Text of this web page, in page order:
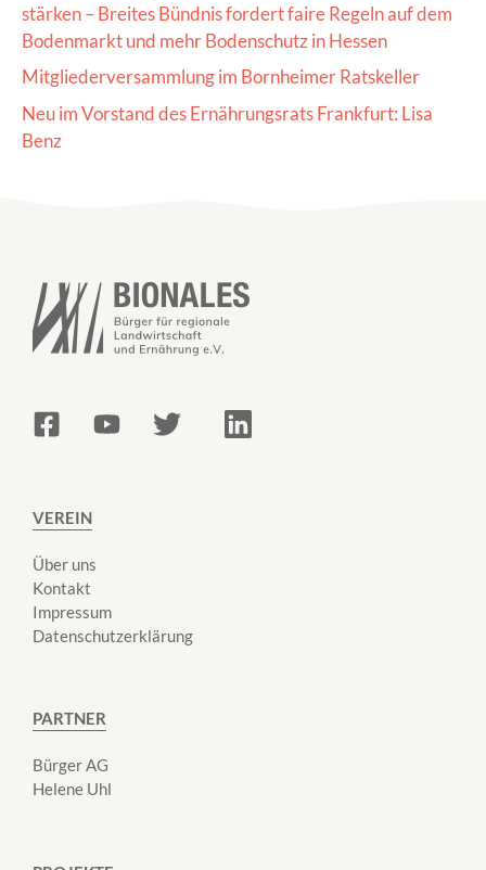
stärken – Breites Bündnis fordert faire Regeln auf dem
Bodenmarkt und mehr Bodenschutz in Hessen
Mitgliederversammlung im Bornheimer Ratskeller
Neu im Vorstand des Ernährungsrats Frankfurt: Lisa
Benz
VEREIN
Über uns
Kontakt
Impressum
Datenschutzerklärung
PARTNER
Bürger AG
Helene Uhl